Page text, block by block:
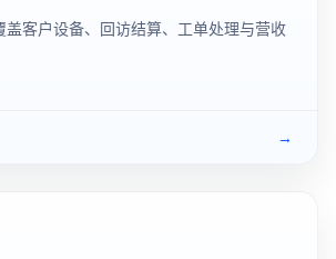
盖客户设备、回访结算、工单处理与营收
→